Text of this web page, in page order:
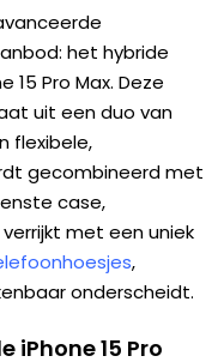
het hybride
Pro Max. Deze
uit een duo van
flexibele,
gecombineerd met
case,
met een uniek
,
onderscheidt.
iPhone 15 Pro